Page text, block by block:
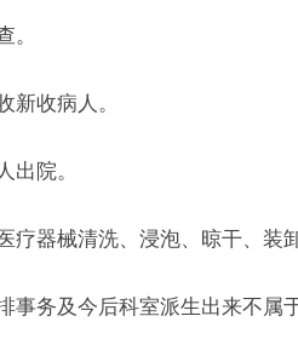
收病人。
院。
器械清洗、浸泡、晾干、装卸
务及今后科室派生出来不属于